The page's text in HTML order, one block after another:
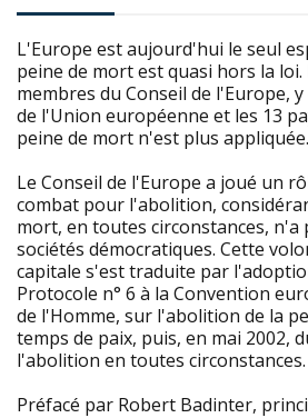
L'Europe est aujourd'hui le seul
peine de mort est quasi hors la loi.
membres du Conseil de l'Europe,
de l'Union européenne et les 13
peine de mort n'est plus appliquée.
Le Conseil de l'Europe a joué un
combat pour l'abolition,
mort, en toutes circonstances, n'a
sociétés démocratiques. Cette
capitale s'est traduite par
Protocole n° 6 à la Convention
de l'Homme, sur l'abolition de la
temps de paix, puis, en mai 2002,
l'abolition en toutes circonstances.
Préfacé par Robert Badinter,